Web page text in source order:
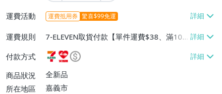
運費活動 運費抵用券 驚喜$99免運
運費規則
7-ELEVEN取貨付款【單件運費$38、滿100
件或消費滿$3000000免運費】、萊爾富取
貨付款【單件運費$60、消費滿$100000免
運費】、郵局掛號【單件運費$80、滿100
件或消費滿$300000免運費】
付款方式
商品狀況
全新品
所在地區
嘉義市